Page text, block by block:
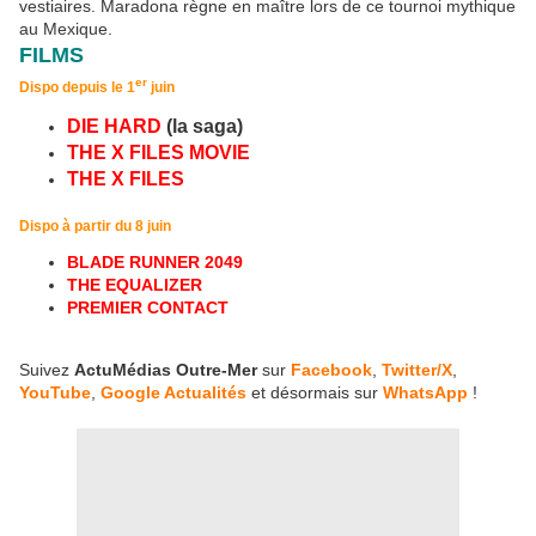
vestiaires. Maradona règne en maître lors de ce tournoi mythique
au Mexique.
FILMS
Dispo depuis le 1er juin
DIE HARD (la saga)
THE X FILES MOVIE
THE X FILES
Dispo à partir du 8 juin
BLADE RUNNER 2049
THE EQUALIZER
PREMIER CONTACT
Suivez ActuMédias Outre-Mersur Facebook, Twitter/X,
YouTube, Google Actualités et désormais sur WhatsApp !